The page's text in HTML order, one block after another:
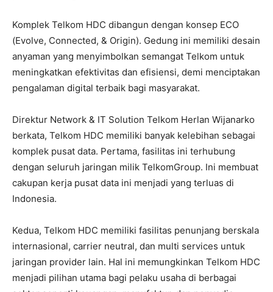
Komplek Telkom HDC dibangun dengan konsep ECO
(Evolve, Connected, & Origin). Gedung ini memiliki desain
anyaman yang menyimbolkan semangat Telkom untuk
meningkatkan efektivitas dan efisiensi, demi menciptakan
pengalaman digital terbaik bagi masyarakat.
Direktur Network & IT Solution Telkom Herlan Wijanarko
berkata, Telkom HDC memiliki banyak kelebihan sebagai
komplek pusat data. Pertama, fasilitas ini terhubung
dengan seluruh jaringan milik TelkomGroup. Ini membuat
cakupan kerja pusat data ini menjadi yang terluas di
Indonesia.
Kedua, Telkom HDC memiliki fasilitas penunjang berskala
internasional, carrier neutral, dan multi services untuk
jaringan provider lain. Hal ini memungkinkan Telkom HDC
menjadi pilihan utama bagi pelaku usaha di berbagai